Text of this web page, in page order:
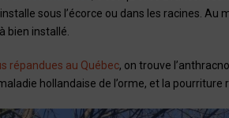
sous l’écorce ou dans les racines.
bien installé.
répandues au Québec, on trouve
hollandaise de l’orme, et la pourriture